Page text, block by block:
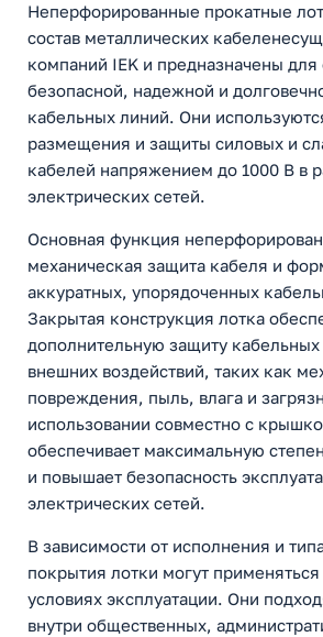
Неперфорированные прокатные
состав металлических
компаний IEK и предназначены для
безопасной, надежной и
кабельных линий. Они
размещения и защиты силовых и
кабелей напряжением до 1000 В в
электрических сетей.
Основная функция
механическая защита кабеля и
аккуратных, упорядоченных
Закрытая конструкция лотка
дополнительную защиту кабельных
внешних воздействий, таких как
повреждения, пыль, влага и
использовании совместно с
обеспечивает максимальную
и повышает безопасность
электрических сетей.
В зависимости от исполнения и
покрытия лотки могут
условиях эксплуатации. Они
внутри общественных,